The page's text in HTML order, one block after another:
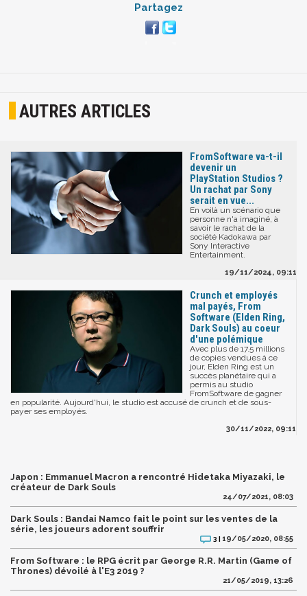
Partagez
AUTRES ARTICLES
FromSoftware va-t-il
devenir un
PlayStation Studios ?
Un rachat par Sony
serait en vue...
En voilà un scénario que
personne n'a imaginé, à
savoir le rachat de la
société Kadokawa par
Sony Interactive
Entertainment.
19/11/2024, 09:11
Crunch et employés
mal payés, From
Software (Elden Ring,
Dark Souls) au coeur
d'une polémique
Avec plus de 17.5 millions
de copies vendues à ce
jour, Elden Ring est un
succès planétaire qui a
permis au studio
FromSoftware de gagner
en popularité. Aujourd'hui, le studio est accusé de crunch et de sous-
payer ses employés.
30/11/2022, 09:11
Japon : Emmanuel Macron a rencontré Hidetaka Miyazaki, le
créateur de Dark Souls
24/07/2021, 08:03
Dark Souls : Bandai Namco fait le point sur les ventes de la
série, les joueurs adorent souffrir
3 |19/05/2020, 08:55
From Software : le RPG écrit par George R.R. Martin (Game of
Thrones) dévoilé à l'E3 2019 ?
21/05/2019, 13:26